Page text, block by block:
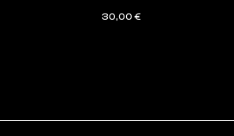
30,00€